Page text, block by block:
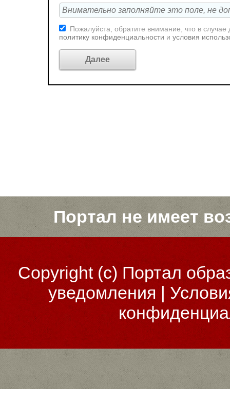
Пожалуйста, обратите внимание, что в
политику конфиденциальности и условия
Портал не имеет
Copyright (c)Портал
уведомления |